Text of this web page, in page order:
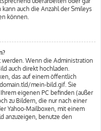
auch die Anzahl der Smileys
können.
werden. Wenn die Administration
auch direkt hochladen.
das auf einem öffentlich
mein-bild.gif. Sie
eigenen PC befinden (außer
zu Bildern, die nur nach einer
Yahoo-Mailboxen, mit einem
anzuzeigen, benutze den